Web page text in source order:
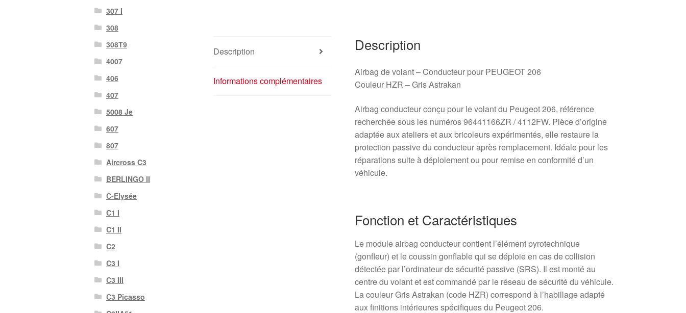
Description
Informations complémentaires
Description
Airbag de volant – Conducteur pour PEUGEOT 206
Couleur HZR – Gris Astrakan
Airbag conducteur conçu pour le volant du Peugeot 206, référence
recherchée sous les numéros 96441166ZR / 4112FW. Pièce d’origine
adaptée aux ateliers et aux bricoleurs expérimentés, elle restaure la
protection passive du conducteur après remplacement. Idéale pour les
réparations suite à déploiement ou pour remise en conformité d’un
véhicule.
Fonction et Caractéristiques
Le module airbag conducteur contient l’élément pyrotechnique
(gonfleur) et le coussin gonflable qui se déploie en cas de collision
détectée par l’ordinateur de sécurité passive (SRS). Il est monté au
centre du volant et est commandé par le réseau de sécurité du véhicule.
La couleur Gris Astrakan (code HZR) correspond à l’habillage adapté
aux finitions intérieures spécifiques du Peugeot 206.
307 I
308
308T9
4007
406
407
5008 Je
607
807
Aircross C3
BERLINGO II
C-Elysée
C1 I
C1 II
C2
C3 I
C3 III
C3 Picasso